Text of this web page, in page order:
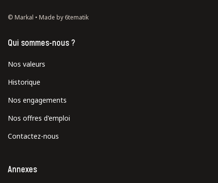
© Markal • Made by 6tematik
Qui sommes-nous ?
Nos valeurs
Historique
Nos engagements
Nos offres d'emploi
Contactez-nous
Annexes